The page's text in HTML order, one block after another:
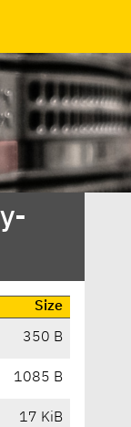
Size
350 B
1085 B
17 KiB